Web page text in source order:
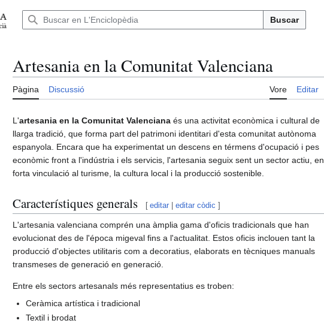
Buscar
Artesania en la Comunitat Valenciana
Pàgina Discussió Vore Editar
L'artesania en la Comunitat Valenciana és una activitat econòmica i cultural de
llarga tradició, que forma part del patrimoni identitari d'esta comunitat autònoma
espanyola. Encara que ha experimentat un descens en térmens d'ocupació i pes
econòmic front a l'indústria i els servicis, l'artesania seguix sent un sector actiu, en
forta vinculació al turisme, la cultura local i la producció sostenible.
Característiques generals [ editar |editar còdic ]
L'artesania valenciana comprén una àmplia gama d'oficis tradicionals que han
evolucionat des de l'época migeval fins a l'actualitat. Estos oficis inclouen tant la
producció d'objectes utilitaris com a decoratius, elaborats en tècniques manuals
transmeses de generació en generació.
Entre els sectors artesanals més representatius es troben:
Ceràmica artística i tradicional
Textil i brodat